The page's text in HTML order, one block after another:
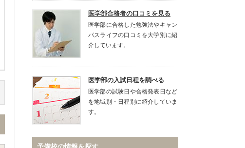
医学部合格者の口コミを見る
医学部に合格した勉強法やキャン
パスライフの口コミを大学別に紹
介しています。
医学部の入試日程を調べる
医学部の試験日や合格発表日など
を地域別・日程別に紹介していま
す。